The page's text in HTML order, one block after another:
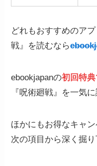
どれもおすすめのア
戦』を読むなら
ebookjapanの初回特
『呪術廻戦』を一気
ほかにもお得なキャ
次の項目から深く掘